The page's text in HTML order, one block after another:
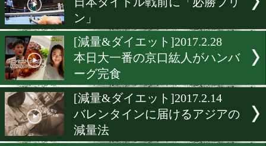
[減量&ダイエット]2017.4.4
勝率UPで話題の減量講座(
半・再放送)
[減量&ダイエット
ボリューム感ある食事で最
級まで落とす